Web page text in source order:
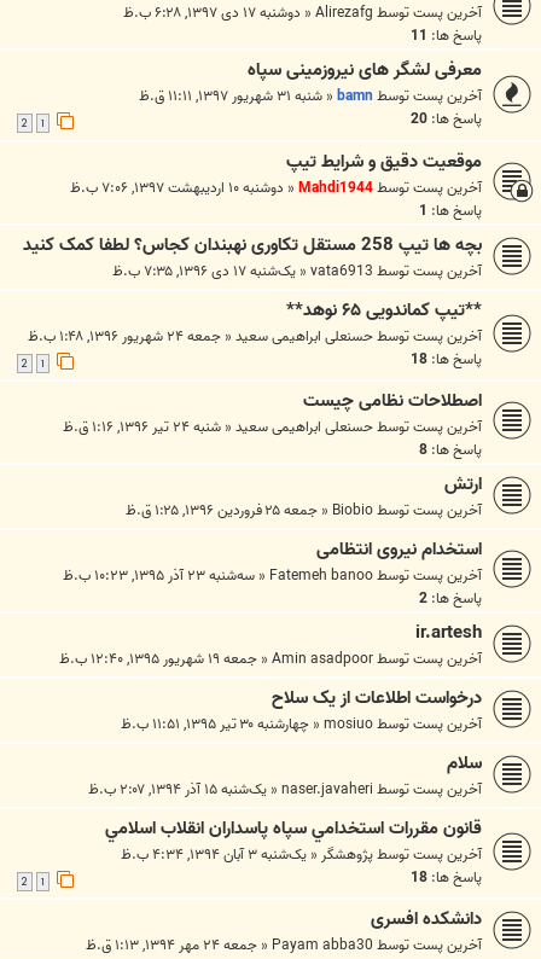
آخرین پست توسطAlirezafg
« دوشنبه ۱۷ دی ۱۳۹۷, ۶:۲۸ ب.ظ
پاسخ ها: 11
معرفی لشگر های نیروزمینی سپاه
آخرین پست توسطbamn
« شنبه ۳۱ شهریور ۱۳۹۷, ۱۱:۱۱ ق.ظ
پاسخ ها: 20
موقعیت دقیق و شرایط تیپ
آخرین پست توسطMahdi1944
« دوشنبه ۱۰ اردیبهشت ۱۳۹۷, ۷:۰۶ ب.ظ
پاسخ ها: 1
بچه ها تیپ 258 مستقل تکاوری نهبندان کجاس؟ لطفا کمک کنید
آخرین پست توسطvata6913
« یک‌شنبه ۱۷ دی ۱۳۹۶, ۷:۳۵ ب.ظ
**تیپ کماندویی ۶۵ نوهد**
آخرین پست توسطحسنعلی ابراهیمی سعید« جمعه ۲۴ شهریور ۱۳۹۶, ۱:۴۸ ب.ظ
پاسخ ها: 18
اصطلاحات نظامی چیست
آخرین پست توسطحسنعلی ابراهیمی سعید« شنبه ۲۴ تیر ۱۳۹۶, ۱:۱۶ ق.ظ
پاسخ ها: 8
ارتش
آخرین پست توسطBiobio
« جمعه ۲۵ فروردین ۱۳۹۶, ۱:۲۵ ق.ظ
استخدام نیروی انتظامی
آخرین پست توسطFatemeh banoo
« سه‌شنبه ۲۳ آذر ۱۳۹۵, ۱۰:۲۳ ب.ظ
پاسخ ها: 2
ir.artesh
آخرین پست توسطAmin asadpoor
« جمعه ۱۹ شهریور ۱۳۹۵, ۱۲:۴۰ ب.ظ
درخواست اطلاعات از یک سلاح
آخرین پست توسطmosiuo
« چهارشنبه ۳۰ تیر ۱۳۹۵, ۱۱:۵۱ ب.ظ
سلام
آخرین پست توسطnaser.javaheri
« یک‌شنبه ۱۵ آذر ۱۳۹۴, ۲:۰۷ ب.ظ
‌قانون مقررات استخدامي سپاه پاسداران انقلاب اسلامي
آخرین پست توسطپژوهشگر« یک‌شنبه ۳ آبان ۱۳۹۴, ۴:۳۴ ب.ظ
پاسخ ها: 18
دانشکده افسری
آخرین پست توسطPayam abba30
« جمعه ۲۴ مهر ۱۳۹۴, ۱:۱۳ ق.ظ